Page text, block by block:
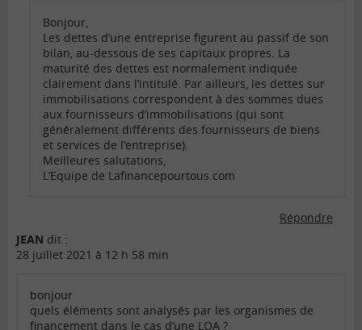
Bonjour,
Les dettes d’une entreprise figurent au passif de son
bilan, au-dessous de ses capitaux propres. La
maturité des dettes est normalement indiquée
clairement dans l’intitulé. Par ailleurs, les dettes sur
immobilisations correspondent à des sommes dues
aux fournisseurs d’immobilisations (qui sont
généralement différents des fournisseurs de biens
et services de l’entreprise).
Meilleures salutations,
L’Equipe de Lafinancepourtous.com
Répondre
JEAN dit :
28 juillet 2021 à 12 h 58 min
bonjour
quels éléments sont analysés par les organismes de
financement dans le cas d’une LOA ?